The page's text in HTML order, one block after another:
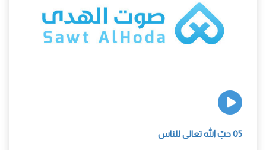
05 حبّ الله تعالى للناس